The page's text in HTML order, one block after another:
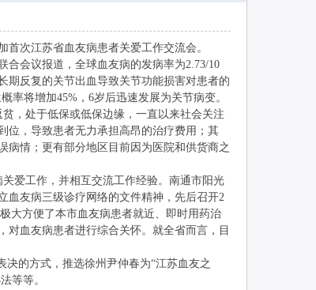
次江苏省血友病患者关爱工作交流会。
会议报道，全球血友病的发病率为2.73/10
期反复的关节出血导致关节功能损害对患者的
率将增加45%，6岁后迅速发展为关节病变。
，处于低保或低保边缘，一直以来社会关注
位，导致患者无力承担高昂的治疗费用；其
病情；更有部分地区目前因为医院和供货商之
爱工作，并相互交流工作经验。南通市阳光
血友病三级诊疗网络的文件精神，先后召开2
大方便了本市血友病患者就近、即时用药治
血友病患者进行综合关怀。就全省而言，目
的方式，推选徐州尹仲春为“江苏血友之
等等。